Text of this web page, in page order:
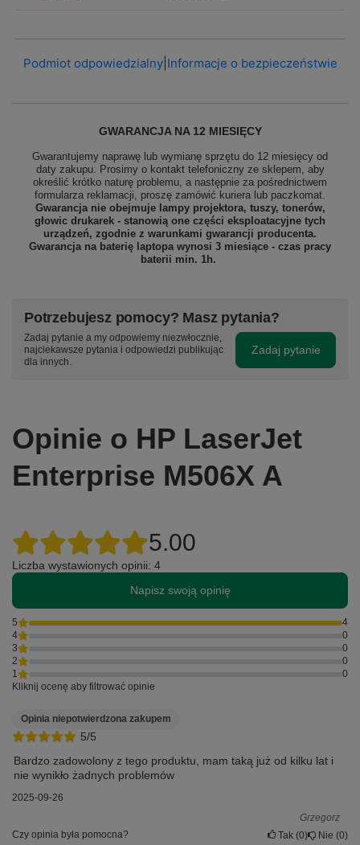
Podmiot odpowiedzialny| Informacje o bezpieczeństwie
GWARANCJA NA 12 MIESIĘCY
Gwarantujemy naprawę lub wymianę sprzętu do 12 miesięcy od
daty zakupu. Prosimy o kontakt telefoniczny ze sklepem, aby
określić krótko naturę problemu, a następnie za pośrednictwem
formularza reklamacji, proszę zamówić kuriera lub paczkomat.
Gwarancja nie obejmuje lampy projektora, tuszy, tonerów,
głowic drukarek - stanowią one części eksploatacyjne tych
urządzeń, zgodnie z warunkami gwarancji producenta.
Gwarancja na baterię laptopa wynosi 3 miesiące - czas pracy
baterii min. 1h.
Potrzebujesz pomocy? Masz pytania?
Zadaj pytanie a my odpowiemy niezwłocznie,
najciekawsze pytania i odpowiedzi publikując
dla innych.
Zadaj pytanie
Opinie o HP LaserJet
Enterprise M506X A
5.00
Liczba wystawionych opinii: 4
Napisz swoją opinię
5
4
4
0
3
0
2
0
1
0
Kliknij ocenę aby filtrować opinie
5/5
Opinia niepotwierdzona zakupem
Bardzo zadowolony z tego produktu, mam taką już od kilku lat i
nie wynikło żadnych problemów
2025-09-26
Grzegorz
Czy opinia była pomocna?
Tak 0 Nie 0